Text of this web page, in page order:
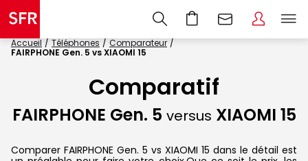
Accueil Téléphones
Comparateur
FAIRPHONE Gen. 5 vs XIAOMI 15
Comparatif
FAIRPHONE Gen. 5 versus XIAOMI 15
Comparer FAIRPHONE Gen. 5 vs XIAOMI 15 dans le détail est